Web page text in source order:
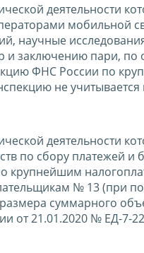
деятельности
мобильной
научные
и заключению пари, по
ФНС России по
не
деятельности
по сбору
крупнейшим
№ 13 (при
суммарного
от 21.01.2020 № ЕД-7-